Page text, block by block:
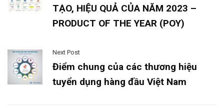
TẠO, HIỆU QUẢ CỦA NĂM 2023 –
PRODUCT OF THE YEAR (POY)
Next Post
Điểm chung của các thương hiệu
tuyển dụng hàng đầu Việt Nam